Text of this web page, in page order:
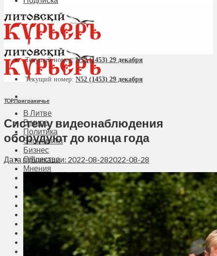
В Литве
В мире
Политика
Экономика
Бизнес
Общество
Мнения
Вильнюс
Клайпеда
Висагинас
Регионы
Соседи
Транспорт
Выбор читателей
Калейдоскоп
Армия
Текущий номер:N52 (1453) 29 декабря
Текущий номер: N52 (1453) 29 декабря
TOP,Приграничье
Систему видеонаблюдения
оборудуют до конца года
Дата публикации: 2022-08-282022-08-28